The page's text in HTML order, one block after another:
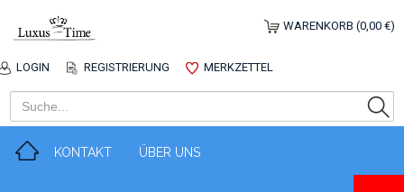
LOGIN REGISTRIERUNG MERKZETTEL
WARENKORB (0,00 €)
KONTAKT ÜBER UNS